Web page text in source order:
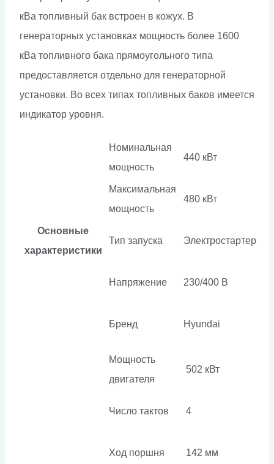
кВа топливный бак встроен в кожух. В
генераторных установках мощность более 1600
кВа топливного бака прямоугольного типа
предоставляется отдельно для генераторной
установки. Во всех типах топливных баков имеется
индикатор уровня.
Основные
характеристики
Номинальная
мощность
440 кВт
Максимальная
мощность
480 кВт
Тип запуска Электростартер
Напряжение 230/400 В
Бренд Hyundai
Мощность
двигателя
502 кВт
Число тактов 4
Ход поршня 142 мм